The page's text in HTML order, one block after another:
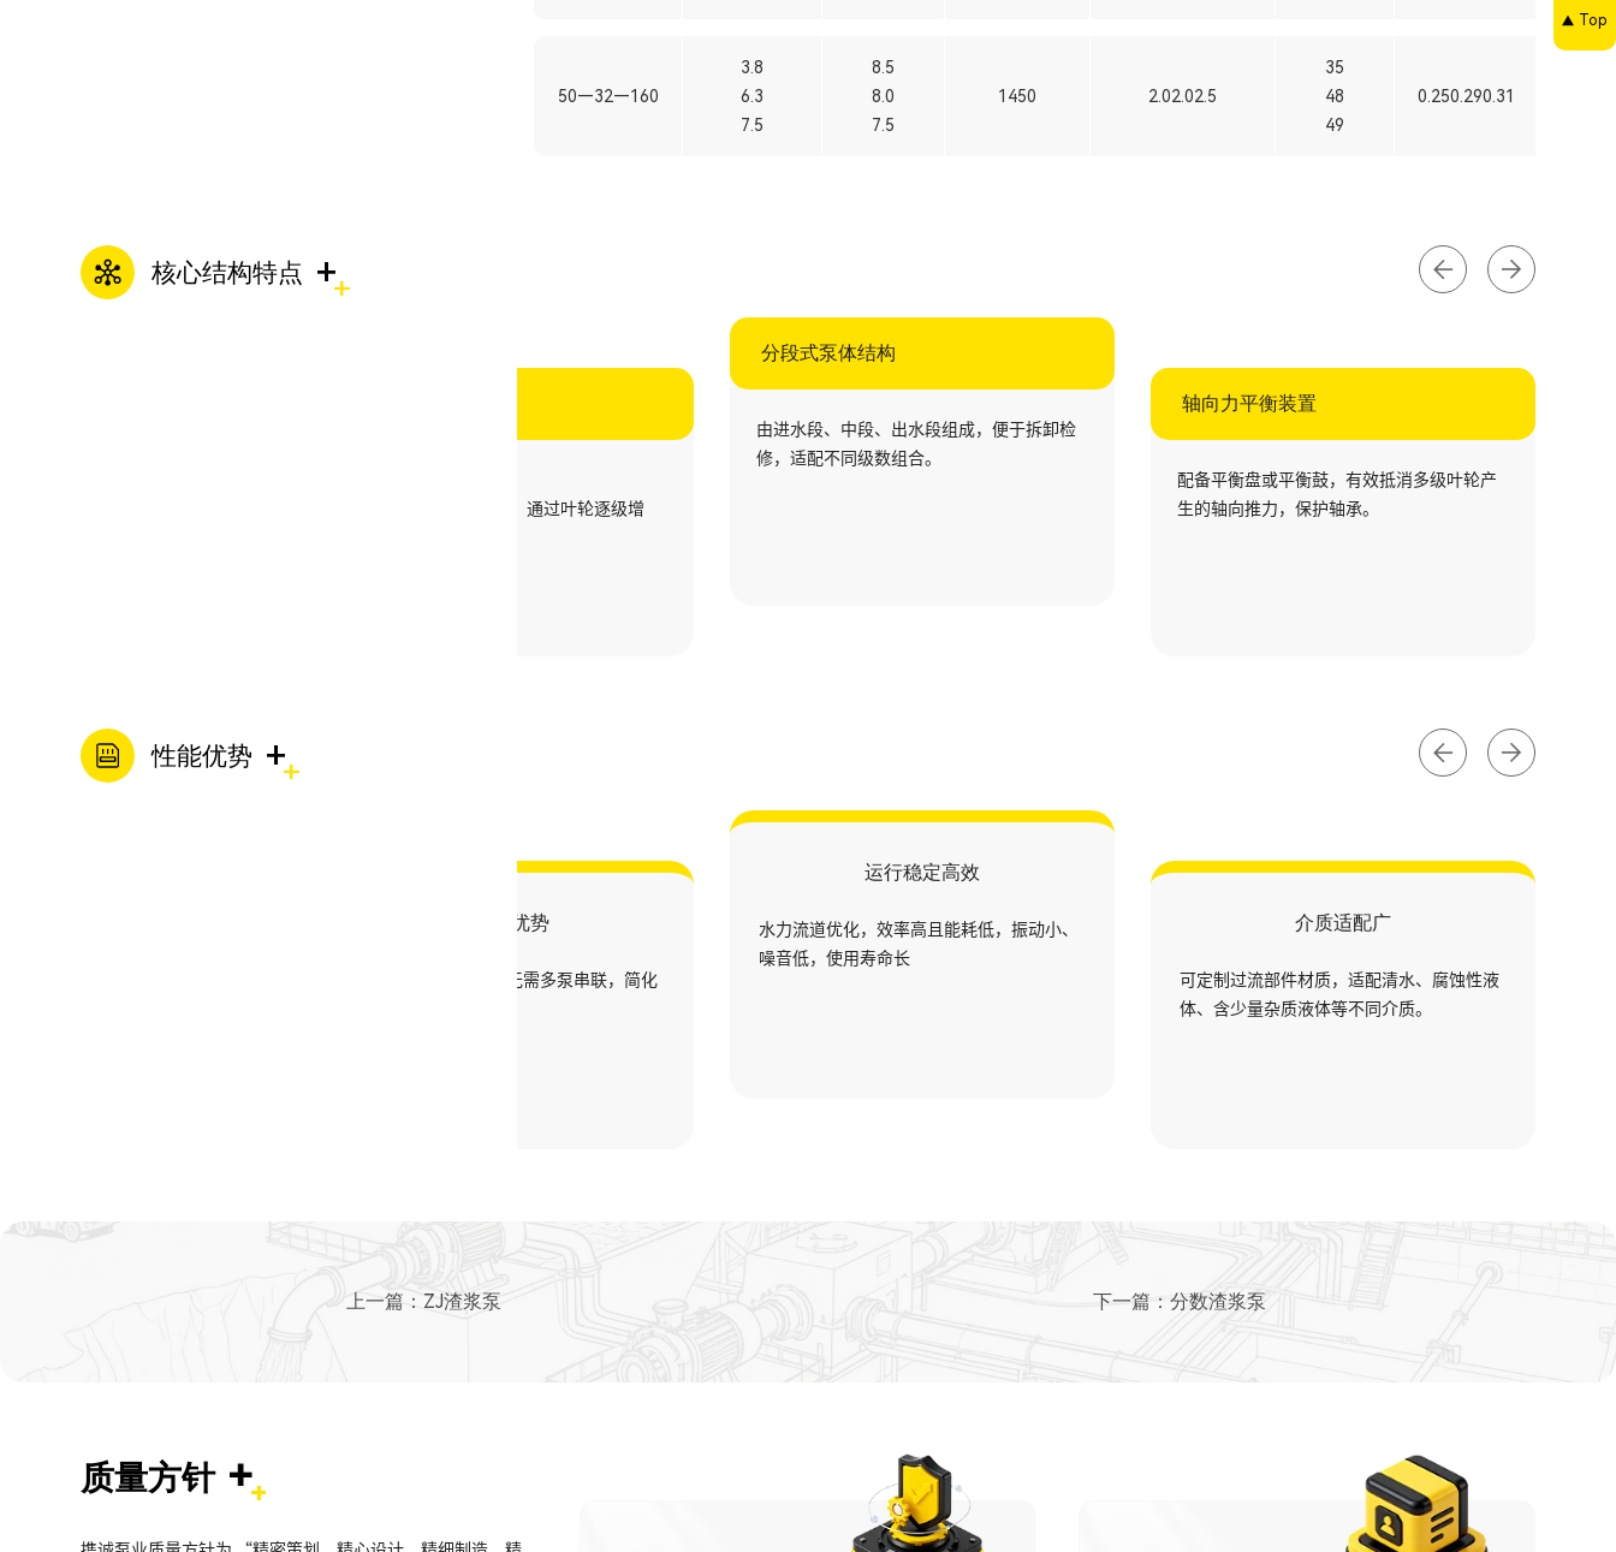
Top
50—32—160
3.8
6.3
7.5
8.5
8.0
7.5
1450 2.02.02.5
35
48
49
0.250.290.31
核心结构特点 +
1.泵体内设 2-12 级叶轮，通过叶轮逐级增
分段式泵体结构​
由进水段、中段、出水段组成，便于拆卸检
修，适配不同级数组合。
轴向力平衡装置
配备平衡盘或平衡鼓，有效抵消多级叶轮产
生的轴向推力，保护轴承。
性能优势 +
高扬程优势
单泵扬程可达数百米，无需多泵串联，简化
运行稳定高效
水力流道优化，效率高且能耗低，振动小、
噪音低，使用寿命长
介质适配广
可定制过流部件材质，适配清水、腐蚀性液
体、含少量杂质液体等不同介质。
上一篇： ZJ渣浆泵 下一篇：分数渣浆泵
质量方针 +